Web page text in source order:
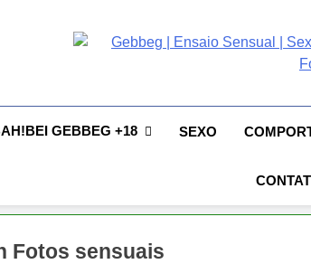
Gebbeg |
Apostas E
GEBBEG +18 SEXO
Fotos sensuais